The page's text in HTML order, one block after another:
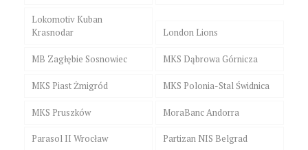
Lokomotiv Kuban
Krasnodar
London Lions
MB Zagłębie Sosnowiec MKS Dąbrowa Górnicza
MKS Piast Żmigród MKS Polonia-Stal Świdnica
MKS Pruszków MoraBanc Andorra
Parasol II Wrocław Partizan NIS Belgrad